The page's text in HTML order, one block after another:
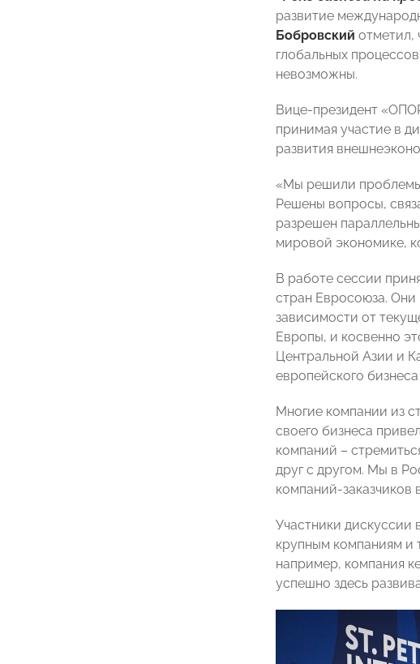
развитие
Бобровский отметил,
глобальных
невозможны.
Вице-президент
принимая участие в
развития
«Мы решили
Решены вопросы,
разрешен
мировой экономике,
В работе сессии
стран Евросоюза. Они
зависимости от
Европы, и косвенно
Центральной Азии и
европейского бизнеса
Многие компании из
своего бизнеса
компаний –
друг с другом. Мы в
компаний-заказчиков
Участники дискуссии
крупным компаниям и
например, компания
успешно здесь